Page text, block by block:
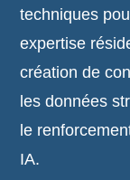
techniques
expertise
création de
les données
le
IA.